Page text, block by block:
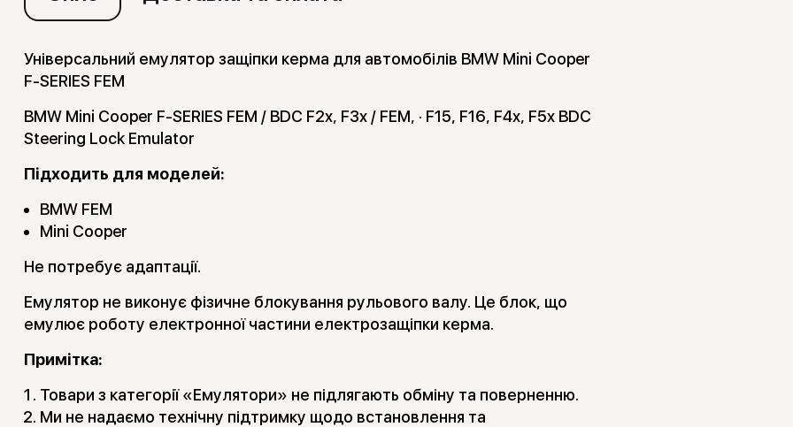
Універсальний емулятор защіпки керма для автомобілів BMW Mini Cooper
F-SERIES FEM
BMW Mini Cooper F-SERIES FEM / BDC F2x, F3x / FEM, · F15, F16, F4x, F5x BDC
Steering Lock Emulator
Підходить для моделей:
BMW FEM
Mini Cooper
Не потребує адаптації.
Емулятор не виконує фізичне блокування рульового валу. Це блок, що
емулює роботу електронної частини електрозащіпки керма.
Примітка:
Товари з категорії «Емулятори» не підлягають обміну та поверненню.
Ми не надаємо технічну підтримку щодо встановлення та